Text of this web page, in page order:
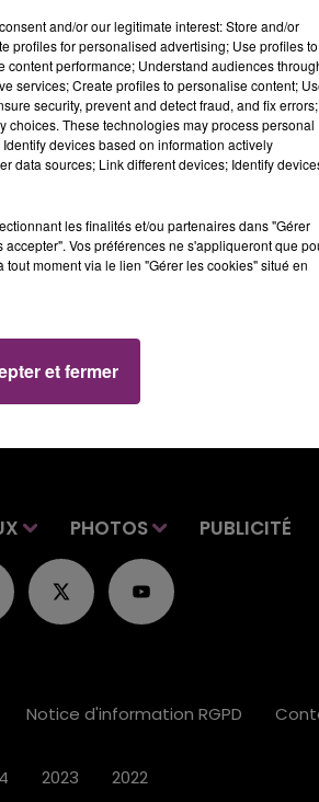
PHOTOS PUBLICITÉ
Notice d'information RGPD
2023 2022
and/or our legitimate interest: Store and/or
profiles for personalised advertising; Use profiles to
performance; Understand audiences
services; Create profiles to personalise content;
security, prevent and detect fraud, and fix errors;
These technologies may process personal
devices based on information actively
data sources; Link different devices; Identify
les finalités et/ou partenaires dans "Gérer
Vos préférences ne s'appliqueront que
moment via le lien "Gérer les cookies" situé en
et fermer